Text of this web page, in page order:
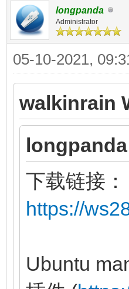
longpanda
Administrator
05-10-2021,
walkinrain
下载链接
https://
Ubuntu